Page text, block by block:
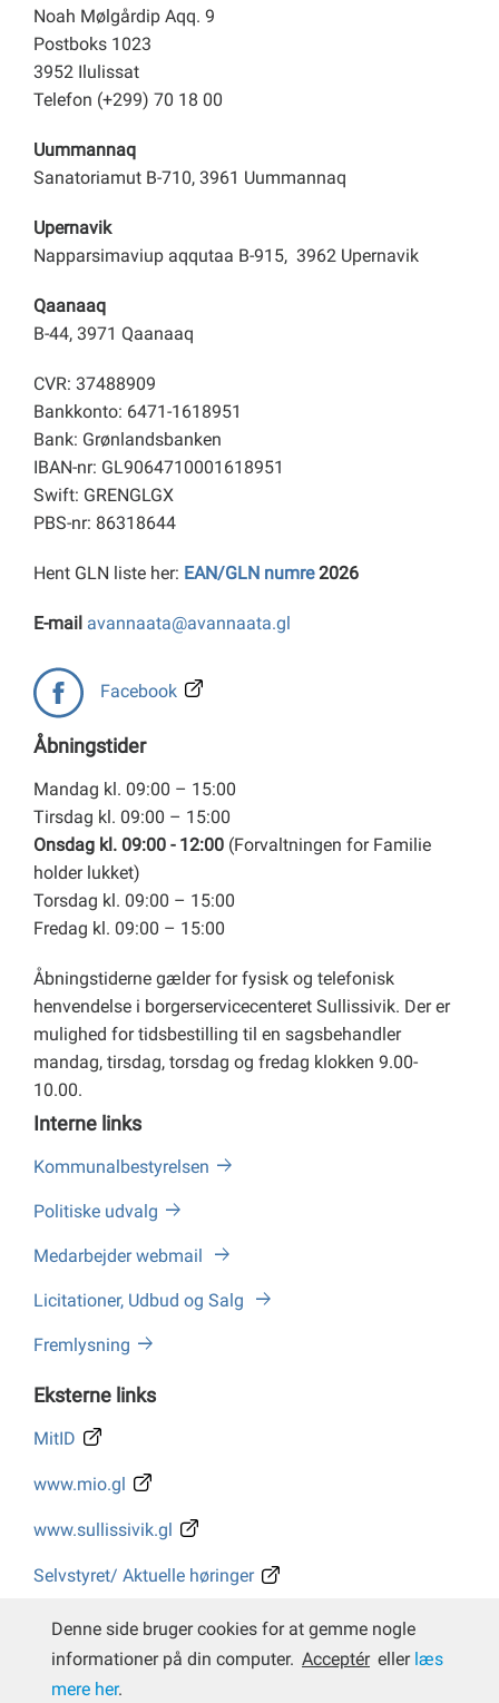
Noah Mølgårdip Aqq. 9
Postboks 1023
3952 Ilulissat
Telefon (+299) 70 18 00
Uummannaq
Sanatoriamut B-710, 3961 Uummannaq
Upernavik
Napparsimaviup aqqutaa B-915, 3962 Upernavik
Qaanaaq
B-44, 3971 Qaanaaq
CVR: 37488909
Bankkonto: 6471-1618951
Bank: Grønlandsbanken
IBAN-nr: GL9064710001618951
Swift: GRENGLGX
PBS-nr: 86318644
Hent GLN liste her: EAN/GLN numre2026
E-mail avannaata@avannaata.gl
Facebook
Åbningstider
Mandag kl. 09:00 – 15:00
Tirsdag kl. 09:00 – 15:00
Onsdag kl. 09:00 - 12:00 (Forvaltningen for Familie
holder lukket)
Torsdag kl. 09:00 – 15:00
Fredag kl. 09:00 – 15:00
Åbningstiderne gælder for fysisk og telefonisk
henvendelse i borgerservicecenteret Sullissivik. Der er
mulighed for tidsbestilling til en sagsbehandler
mandag, tirsdag, torsdag og fredag klokken 9.00-
10.00.
Interne links
Kommunalbestyrelsen
Politiske udvalg
Medarbejder webmail
Licitationer, Udbud og Salg
Fremlysning
Eksterne links
MitID
www.mio.gl
www.sullissivik.gl
Selvstyret/ Aktuelle høringer
Whistleblower
Denne side bruger cookies for at gemme nogle
informationer på din computer. Acceptér eller læs
mere her.